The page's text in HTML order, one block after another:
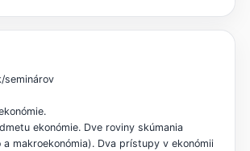
seminárov
ekonómie. Dve roviny skúmania
a makroekonómia). Dva prístupy v ekonómii